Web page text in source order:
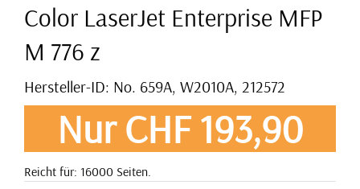
Color LaserJet Enterprise MFP
M 776 z
Hersteller-ID: No. 659A, W2010A, 212572
Nur CHF 193,90
Reicht für: 16000 Seiten.